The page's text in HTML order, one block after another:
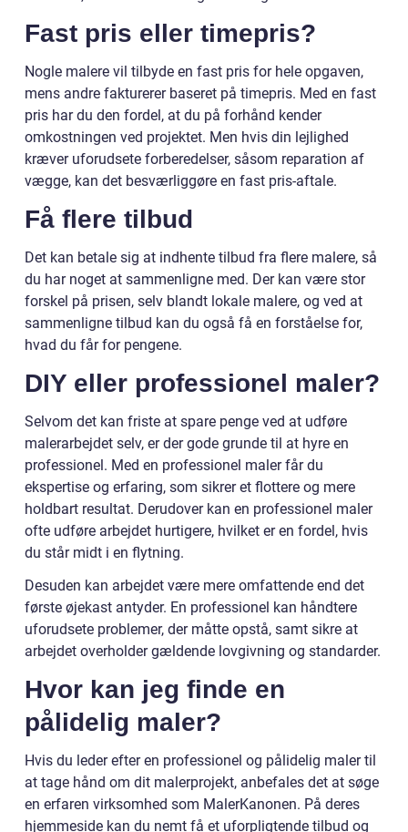
Fast pris eller timepris?
Nogle malere vil tilbyde en fast pris for hele opgaven,
mens andre fakturerer baseret på timepris. Med en fast
pris har du den fordel, at du på forhånd kender
omkostningen ved projektet. Men hvis din lejlighed
kræver uforudsete forberedelser, såsom reparation af
vægge, kan det besværliggøre en fast pris-aftale.
Få flere tilbud
Det kan betale sig at indhente tilbud fra flere malere, så
du har noget at sammenligne med. Der kan være stor
forskel på prisen, selv blandt lokale malere, og ved at
sammenligne tilbud kan du også få en forståelse for,
hvad du får for pengene.
DIY eller professionel maler?
Selvom det kan friste at spare penge ved at udføre
malerarbejdet selv, er der gode grunde til at hyre en
professionel. Med en professionel maler får du
ekspertise og erfaring, som sikrer et flottere og mere
holdbart resultat. Derudover kan en professionel maler
ofte udføre arbejdet hurtigere, hvilket er en fordel, hvis
du står midt i en flytning.
Desuden kan arbejdet være mere omfattende end det
første øjekast antyder. En professionel kan håndtere
uforudsete problemer, der måtte opstå, samt sikre at
arbejdet overholder gældende lovgivning og standarder.
Hvor kan jeg finde en
pålidelig maler?
Hvis du leder efter en professionel og pålidelig maler til
at tage hånd om dit malerprojekt, anbefales det at søge
en erfaren virksomhed som MalerKanonen. På deres
hjemmeside kan du nemt få et uforpligtende tilbud og